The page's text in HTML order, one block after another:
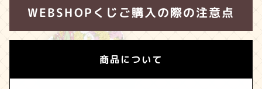
WEBSHOPくじご購入の際の注意点
商品について